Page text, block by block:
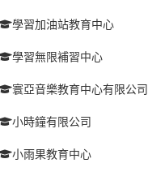
學習加油站教育中心
學習無限補習中心
寰亞音樂教育中心有限公司
小時鐘有限公司
小雨果教育中心